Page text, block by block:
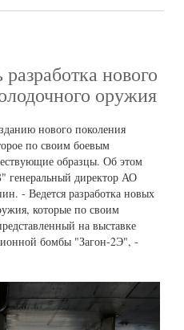
нового
оружия
нового поколения
по своим боевым
образцы. Об этом
генеральный директор АО
- Ведется разработка новых
которые по своим
на выставке
бомбы "Загон-2Э", -